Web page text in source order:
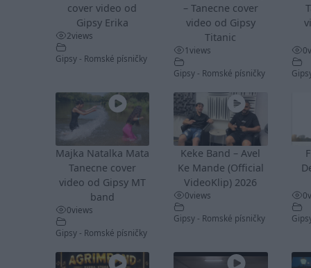
cover video od
Gipsy Erika
2views
Gipsy - Romské písničky
– Tanecne cover
video od Gipsy
Titanic
1views
Gipsy - Romské písničky
0
Majka Natalka Mata
Tanecne cover
video od Gipsy MT
band
0views
Gipsy - Romské písničky
Keke Band – Avel
Ke Mande (Official
VideoKlip) 2026
0views
Gipsy - Romské písničky
0